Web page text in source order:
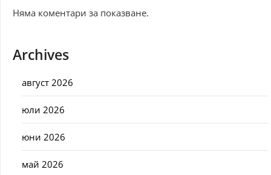
Няма коментари за показване.
Archives
август 2026
юли 2026
юни 2026
май 2026